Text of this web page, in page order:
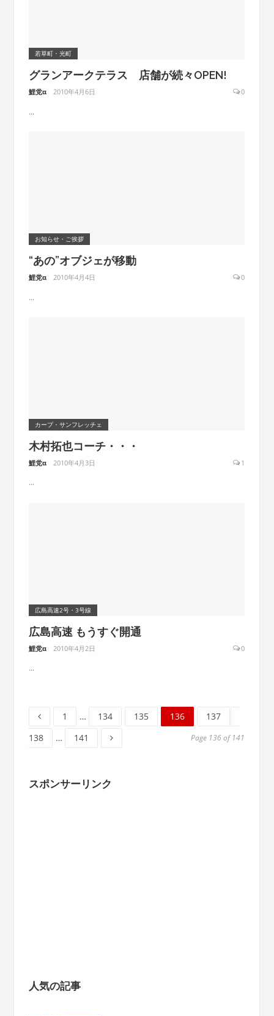
若草町・光町
グランアークテラス 店舗が続々OPEN!
鯉党α 2010年4月6日 0
...
お知らせ・ご挨拶
“あの”オブジェが移動
鯉党α 2010年4月4日 0
...
カープ・サンフレッチェ
木村拓也コーチ・・・
鯉党α 2010年4月3日 1
...
広島高速2号・3号線
広島高速 もうすぐ開通
鯉党α 2010年4月2日 0
...
Page
1 … Page
134 Page
135 Page
136 Page
137
138 … Page
141 Page 136 of 141
スポンサーリンク
人気の記事